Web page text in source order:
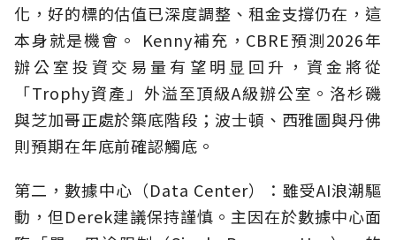
化，好的標的估值已深度調整、租金支撐仍在，這
本身就是機會。 Kenny補充，CBRE預測2026年
辦公室投資交易量有望明显回升，資金將從
「Trophy資產」外溢至頂級A級辦公室。洛杉磯
與芝加哥正處於築底階段；波士頓、西雅圖與丹佛
則預期在年底前確認觸底。
第二，數據中心（Data Center）：雖受AI浪潮驅
動，但Derek建議保持謹慎。主因在於數據中心面